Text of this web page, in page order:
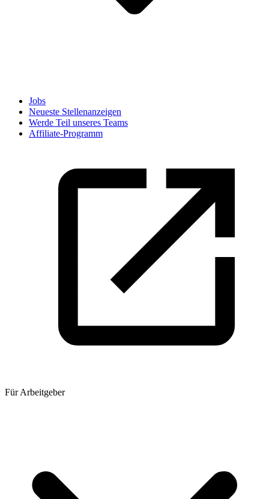
Jobs
Neueste Stellenanzeigen
Werde Teil unseres Teams
Affiliate-Programm
Für Arbeitgeber